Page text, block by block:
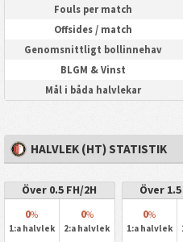
Fouls per match
Offsides / match
Genomsnittligt bollinnehav
BLGM & Vinst
Mål i båda halvlekar
HALVLEK (HT) STATISTIK
Över 0.5 FH/2H
0%
1:a halvlek
0%
2:a halvlek
Över
0%
1:a halvlek